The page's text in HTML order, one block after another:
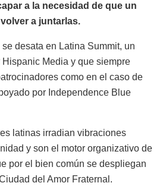
a la necesidad de que un
a juntarlas.
desata en Latina Summit, un
Media y que siempre
como en el caso de
por Independence Blue
latinas irradian vibraciones
y son el motor organizativo de
por el bien común se despliegan
del Amor Fraternal.